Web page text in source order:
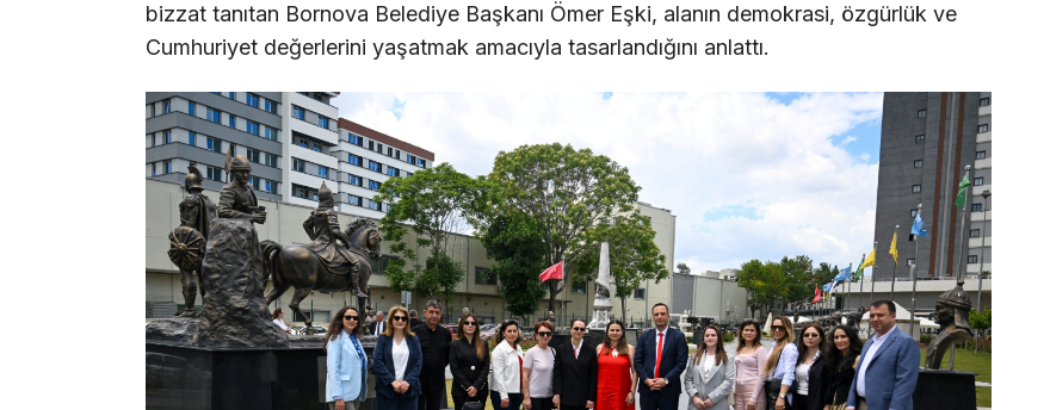
bizzat tanıtan Bornova Belediye Başkanı Ömer Eşki, alanın demokrasi, özgürlük ve
Cumhuriyet değerlerini yaşatmak amacıyla tasarlandığını anlattı.